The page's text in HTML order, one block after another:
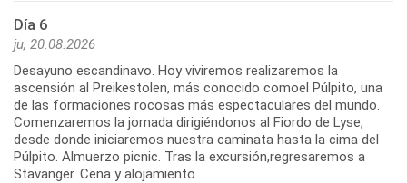
Día 6
ju, 20.08.2026
Desayuno escandinavo. Hoy viviremos realizaremos la
ascensión al Preikestolen, más conocido comoel Púlpito, una
de las formaciones rocosas más espectaculares del mundo.
Comenzaremos la jornada dirigiéndonos al Fiordo de Lyse,
desde donde iniciaremos nuestra caminata hasta la cima del
Púlpito. Almuerzo picnic. Tras la excursión,regresaremos a
Stavanger. Cena y alojamiento.